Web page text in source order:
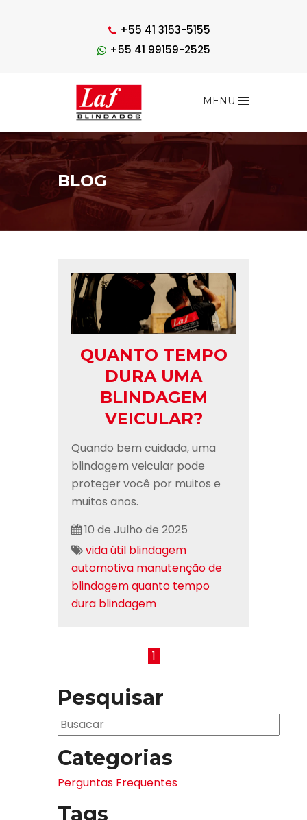
+55 41 3153-5155
+55 41 99159-2525
MENU
BLOG
QUANTO TEMPO
DURA UMA
BLINDAGEM
VEICULAR?
Quando bem cuidada, uma
blindagem veicular pode
proteger você por muitos e
muitos anos.
10 de Julho de 2025
vida útil blindagem
automotiva manutenção de
blindagemquanto tempo
dura blindagem
1
Pesquisar
Categorias
Perguntas Frequentes
Tags